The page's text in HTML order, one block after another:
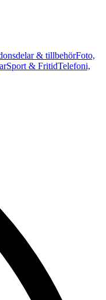
& tillbehörFoto,
Sport & FritidTelefoni,